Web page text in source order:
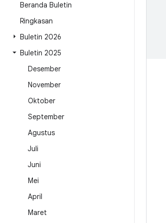
Beranda Buletin
Ringkasan
Buletin 2026
Buletin 2025
Desember
November
Oktober
September
Agustus
Juli
Juni
Mei
April
Maret